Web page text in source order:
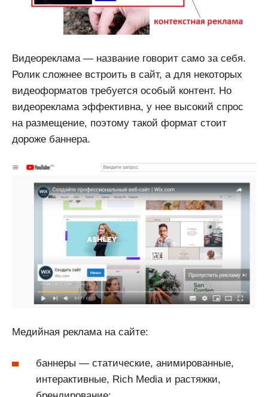
Видеореклама — название говорит само за себя.
Ролик сложнее встроить в сайт, а для некоторых
видеоформатов требуется особый контент. Но
видеореклама эффективна, у нее высокий спрос
на размещение, поэтому такой формат ­стоит
дороже баннера.
Медийная реклама на сайте:
баннеры — статические, анимированные,
интерактивные, Rich Media и растяжки,